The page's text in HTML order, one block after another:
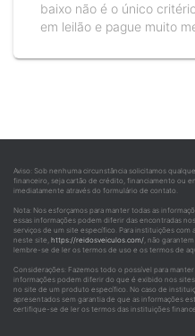
baixo não é o único
em leilão e pague muito
Aviso: Sob nenhuma circunstância solicitamos
financeiro, seja cartão de crédito, financiamento ou
imediatamente através do formulário de contato.
Nota: Nos esforçamos para manter todas as
essas informações podem diferir das encontradas
serviços de um site específico. Para instituições
neste site, https://reidosveiculos.com/, não
lembre-se de ler os termos de uso e os termos de
Considerações: Fazemos todo o possível para
informações podem diferir do que é exibido nos
no site de um produto específico. No caso de
apresentados sem garantia de que as informações
certifique-se de ler os termos das instituições